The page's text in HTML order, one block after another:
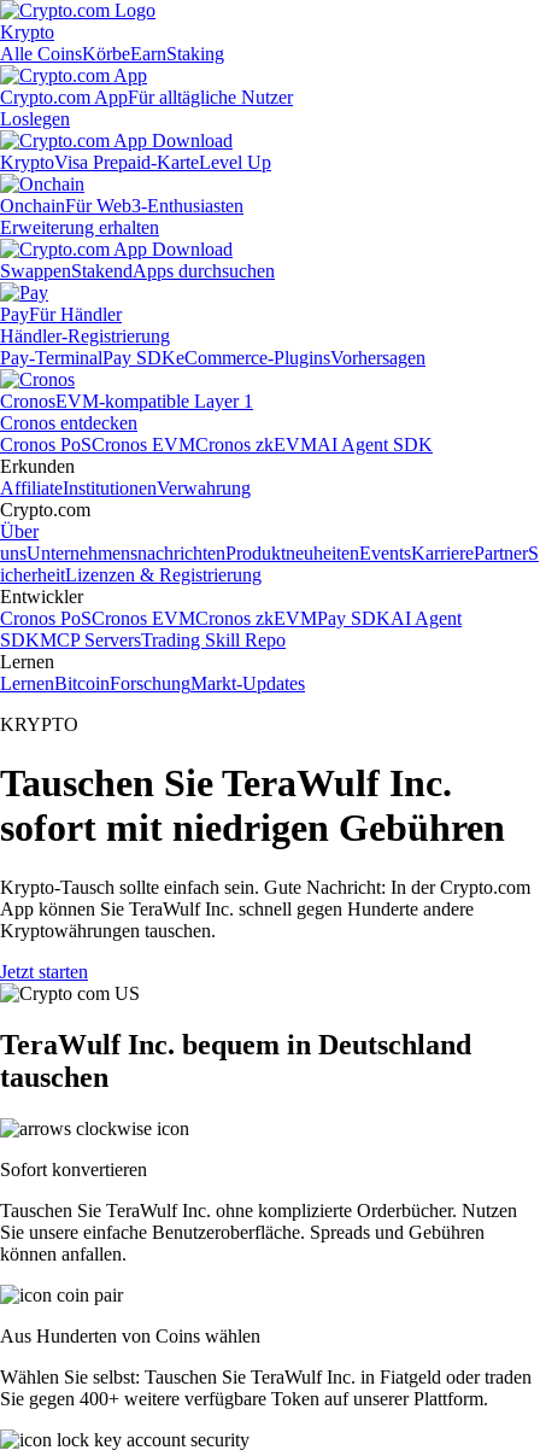
Krypto
Alle CoinsKörbeEarnStaking
Crypto.com AppFür alltägliche Nutzer
Loslegen
KryptoVisa Prepaid-KarteLevel Up
OnchainFür Web3-Enthusiasten
Erweiterung erhalten
SwappenStakendApps durchsuchen
PayFür Händler
Händler-Registrierung
Pay-TerminalPay SDKeCommerce-PluginsVorhersagen
CronosEVM-kompatible Layer 1
Cronos entdecken
Cronos PoSCronos EVMCronos zkEVMAI Agent SDK
Erkunden
AffiliateInstitutionenVerwahrung
Crypto.com
Über
unsUnternehmensnachrichtenProduktneuheitenEventsKarrierePartnerS
icherheitLizenzen & Registrierung
Entwickler
Cronos PoSCronos EVMCronos zkEVMPay SDKAI Agent
SDKMCP ServersTrading Skill Repo
Lernen
LernenBitcoinForschungMarkt-Updates
KRYPTO
Tauschen Sie TeraWulf Inc.
sofort mit niedrigen Gebühren
Krypto-Tausch sollte einfach sein. Gute Nachricht: In der Crypto.com
App können Sie TeraWulf Inc. schnell gegen Hunderte andere
Kryptowährungen tauschen.
Jetzt starten
TeraWulf Inc. bequem in Deutschland
tauschen
Sofort konvertieren
Tauschen Sie TeraWulf Inc. ohne komplizierte Orderbücher. Nutzen
Sie unsere einfache Benutzeroberfläche. Spreads und Gebühren
können anfallen.
Aus Hunderten von Coins wählen
Wählen Sie selbst: Tauschen Sie TeraWulf Inc. in Fiatgeld oder traden
Sie gegen 400+ weitere verfügbare Token auf unserer Plattform.